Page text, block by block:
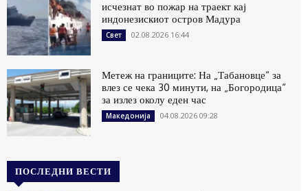
исчезнат во пожар на траект кај
индонезискиот остров Мадура
Свет 02.08.2026 16:44
Метеж на границите: На „Табановце“ за
влез се чека 30 минути, на „Богородица“
за излез околу еден час
Македонија 04.08.2026 09:28
ПОСЛЕДНИ ВЕСТИ